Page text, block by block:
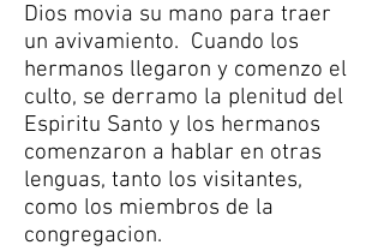
Dios movia su mano para traer
un avivamiento. Cuando los
hermanos llegaron y comenzo el
culto, se derramo la plenitud del
Espiritu Santo y los hermanos
comenzaron a hablar en otras
lenguas, tanto los visitantes,
como los miembros de la
congregacion.